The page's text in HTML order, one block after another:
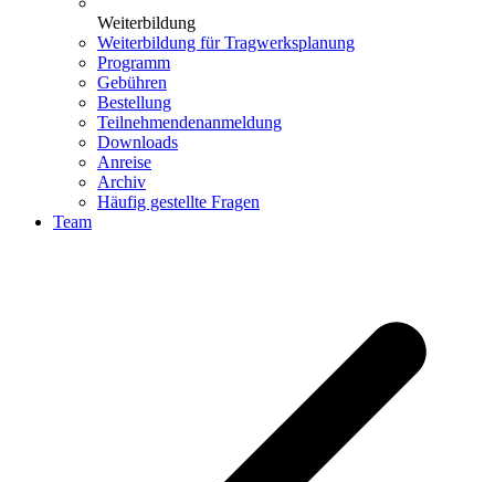
Weiterbildung
Weiterbildung für Tragwerksplanung
Programm
Gebühren
Bestellung
Teilnehmendenanmeldung
Downloads
Anreise
Archiv
Häufig gestellte Fragen
Team